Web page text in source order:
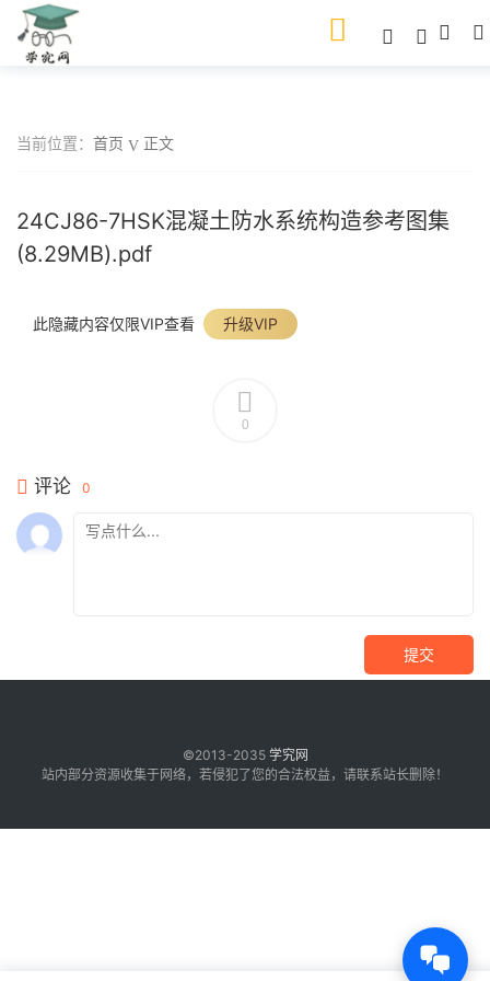
当前位置： 首页 正文
24CJ86-7HSK混凝土防水系统构造参考图集
(8.29MB).pdf
此隐藏内容仅限VIP查看 升级VIP
0
评论 0
提交
©2013-2035 学究网
站内部分资源收集于网络，若侵犯了您的合法权益，请联系站长删除！